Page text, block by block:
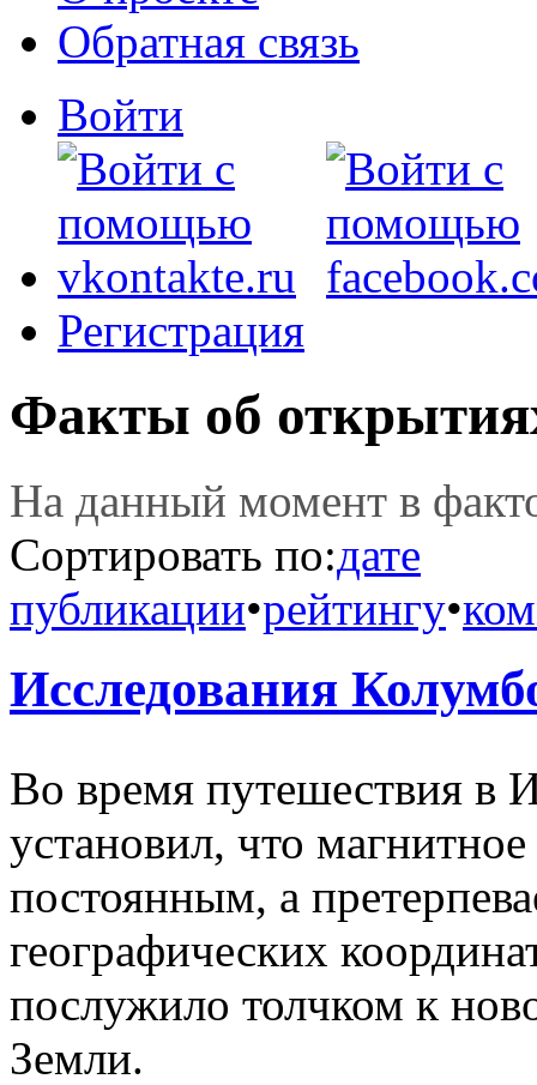
Обратная связь
Войти
Регистрация
Факты об
На данный момент в
Сортировать по:дате
публикации•рейтингу•
Исследования
Во время путешествия
установил, что
постоянным, а
географических
послужило толчком к
Земли.